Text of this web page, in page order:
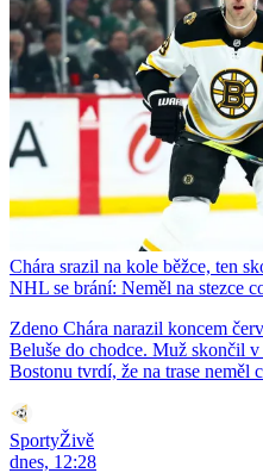
Chára srazil na kole běžce, ten
NHL se brání: Neměl na stezce
Zdeno Chára narazil koncem
Beluše do chodce. Muž skončil
Bostonu tvrdí, že na trase neměl
SportyŽivě
dnes, 12:28